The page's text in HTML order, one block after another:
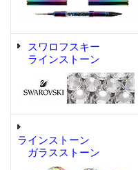
スワロフスキー
ラインストーン
ラインストーン
ガラスストーン